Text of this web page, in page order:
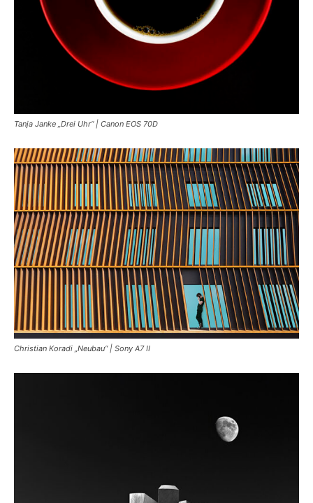
Tanja Janke „Drei Uhr“ | Canon EOS 70D
Christian Koradi „Neubau“ | Sony A7 II